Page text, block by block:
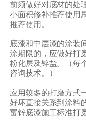
前须做好对底材的处
小面积修补推荐使用
推荐使用。
底漆和中层漆的涂装
涂期限的，应做好打
粉化层及锌盐。（每
咨询技术。）
应用较多的打磨方式
好坏直接关系到涂料
富锌底漆施工标准打